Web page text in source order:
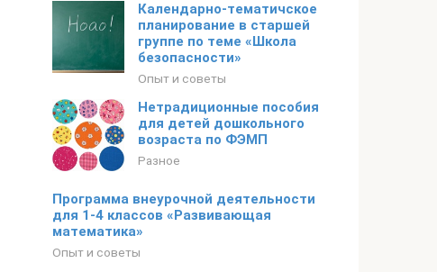
Календарно-тематичское
планирование в старшей
группе по теме «Школа
безопасности»
Опыт и советы
Нетрадиционные пособия
для детей дошкольного
возраста по ФЭМП
Разное
Программа внеурочной деятельности
для 1-4 классов «Развивающая
математика»
Опыт и советы